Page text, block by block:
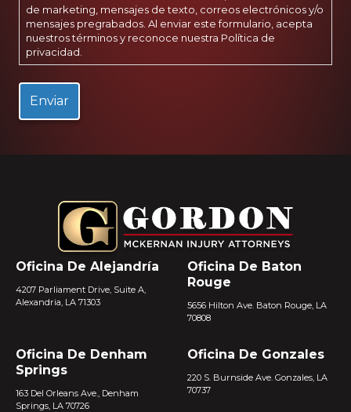
de marketing, mensajes de texto, correos electrónicos y/o
mensajes pregrabados. Al enviar este formulario, acepta
nuestros términos y reconoce nuestra Política de
privacidad.
Oficina De Alejandría
4207 Parliament Drive, Suite A,
Alexandria, LA 71303
Oficina De Baton
Rouge
5656 Hilton Ave. Baton Rouge, LA
70808
Oficina De Denham
Springs
163 Del Orleans Ave., Denham
Springs, LA 70726
Oficina De Gonzales
220 S. Burnside Ave. Gonzales, LA
70737